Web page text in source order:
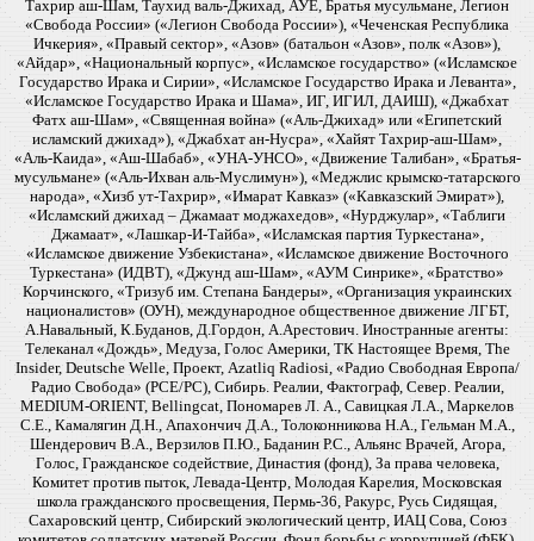
Тахрир аш-Шам, Таухид валь-Джихад, АУЕ, Братья мусульмане, Легион
«Свобода России» («Легион Свобода России»), «Чеченская Республика
Ичкерия», «Правый сектор», «Азов» (батальон «Азов», полк «Азов»),
«Айдар», «Национальный корпус», «Исламское государство» («Исламское
Государство Ирака и Сирии», «Исламское Государство Ирака и Леванта»,
«Исламское Государство Ирака и Шама», ИГ, ИГИЛ, ДАИШ), «Джабхат
Фатх аш-Шам», «Священная война» («Аль-Джихад» или «Египетский
исламский джихад»), «Джабхат ан-Нусра», «Хайят Тахрир-аш-Шам»,
«Аль-Каида», «Аш-Шабаб», «УНА-УНСО», «Движение Талибан», «Братья-
мусульмане» («Аль-Ихван аль-Муслимун»), «Меджлис крымско-татарского
народа», «Хизб ут-Тахрир», «Имарат Кавказ» («Кавказский Эмират»),
«Исламский джихад – Джамаат моджахедов», «Нурджулар», «Таблиги
Джамаат», «Лашкар-И-Тайба», «Исламская партия Туркестана»,
«Исламское движение Узбекистана», «Исламское движение Восточного
Туркестана» (ИДВТ), «Джунд аш-Шам», «АУМ Синрике», «Братство»
Корчинского, «Тризуб им. Степана Бандеры», «Организация украинских
националистов» (ОУН), международное общественное движение ЛГБТ,
А.Навальный, К.Буданов, Д.Гордон, А.Арестович. Иностранные агенты:
Телеканал «Дождь», Медуза, Голос Америки, ТК Настоящее Время, The
Insider, Deutsche Welle, Проект, Azatliq Radiosi, «Радио Свободная Европа/
Радио Свобода» (PCE/PC), Сибирь. Реалии, Фактограф, Север. Реалии,
MEDIUM-ORIENT, Bellingcat, Пономарев Л. А., Савицкая Л.А., Маркелов
С.Е., Камалягин Д.Н., Апахончич Д.А., Толоконникова Н.А., Гельман М.А.,
Шендерович В.А., Верзилов П.Ю., Баданин Р.С., Альянс Врачей, Агора,
Голос, Гражданское содействие, Династия (фонд), За права человека,
Комитет против пыток, Левада-Центр, Молодая Карелия, Московская
школа гражданского просвещения, Пермь-36, Ракурс, Русь Сидящая,
Сахаровский центр, Сибирский экологический центр, ИАЦ Сова, Союз